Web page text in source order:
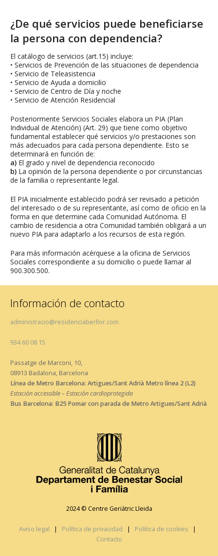
¿De qué servicios puede beneficiarse
la persona con dependencia?
El catálogo de servicios (art.15) incluye:
• Servicios de Prevención de las situaciones de dependencia
• Servicio de Teleasistencia
• Servicio de Ayuda a domicilio
• Servicio de Centro de Día y noche
• Servicio de Atención Residencial
Posteriormente Servicios Sociales elabora un PIA (Plan
Individual de Atención) (Art. 29) que tiene como objetivo
fundamental establecer qué servicios y/o prestaciones son
más adecuados para cada persona dependiente. Esto se
determinará en función de:
a) El grado y nivel de dependencia reconocido
b) La opinión de la persona dependiente o por circunstancias
de la familia o representante legal.
El PIA inicialmente establecido podrá ser revisado a petición
del interesado o de su representante, así como de oficio en la
forma en que determine cada Comunidad Autónoma. El
cambio de residencia a otra Comunidad también obligará a un
nuevo PIA para adaptarlo a los recursos de esta región.
Para más información acérquese a la oficina de Servicios
Sociales correspondiente a su domicilio o puede llamar al
900.300.500.
Información de contacto
administracio@residenciaberllor.com
934 60 08 15
Passatge de Marconi, 10,
08913 Badalona, Barcelona
Línea de Metro Barcelona: Artigues/Sant Adrià Metro línea 2 (L2)
Estación accessible – Estación cardioprotegida
Bus Barcelona: B25 Pomar con parada de Metro Artigues/Sant Adrià
2024 © Centre Geriàtric Lleida
Aviso legal | Política de privacidad | Política de cookies |
Contacto